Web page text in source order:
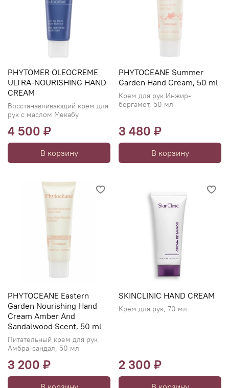
PHYTOMER OLEOCREME
ULTRA-NOURISHING HAND
CREAM
Восстанавливающий крем для
рук с маслом Мекабу
4 500 ₽
В корзину
PHYTOCEANE Summer
Garden Hand Cream, 50 ml
Крем для рук Инжир-
бергамот, 50 мл
3 480 ₽
В корзину
PHYTOCEANE Eastern
Garden Nourishing Hand
Cream Amber And
Sandalwood Scent, 50 ml
Питательный крем для рук
Амбра-сандал, 50 мл
3 200 ₽
SKINCLINIC HAND CREAM
Крем для рук, 70 мл
2 300 ₽